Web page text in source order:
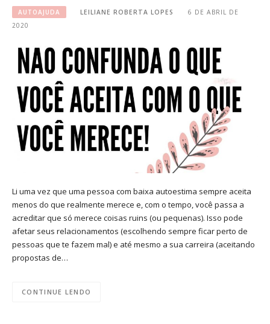
AUTOAJUDA LEILIANE ROBERTA LOPES
6 DE ABRIL DE
2020
Li uma vez que uma pessoa com baixa autoestima sempre aceita
menos do que realmente merece e, com o tempo, você passa a
acreditar que só merece coisas ruins (ou pequenas). Isso pode
afetar seus relacionamentos (escolhendo sempre ficar perto de
pessoas que te fazem mal) e até mesmo a sua carreira (aceitando
propostas de…
CONTINUE LENDO